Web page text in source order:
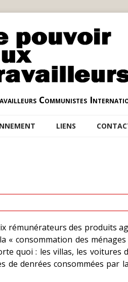
Communistes
LIENS
rémunérateurs des produits
« consommation des ménages
quoi : les villas, les voitures
de denrées consommées par